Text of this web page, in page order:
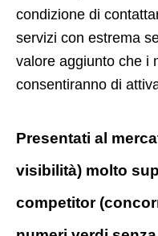
condizione di
servizi con estrema
valore aggiunto che i
consentiranno di
Presentati al
visibilità) molto
competitor